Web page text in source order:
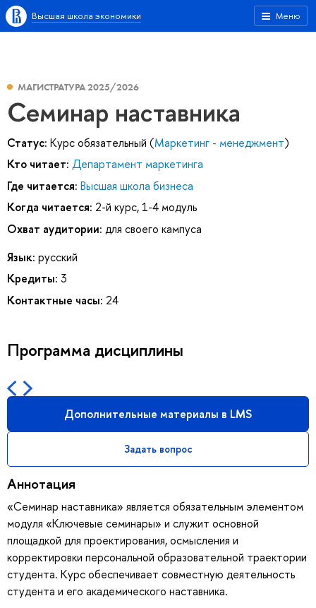
Меню
Высшая школа экономики
МАГИСТРАТУРА 2025/2026
Семинар наставника
Статус: Курс обязательный (Маркетинг - менеджмент)
Кто читает: Департамент маркетинга
Где читается: Высшая школа бизнеса
Когда читается: 2-й курс, 1-4 модуль
Охват аудитории: для своего кампуса
Язык: русский
Кредиты: 3
Контактные часы: 24
Программа дисциплины
Дополнительные материалы в LMS
Задать вопрос
Аннотация
«Семинар наставника» является обязательным элементом
модуля «Ключевые семинары» и служит основной
площадкой для проектирования, осмысления и
корректировки персональной образовательной траектории
студента. Курс обеспечивает совместную деятельность
студента и его академического наставника.